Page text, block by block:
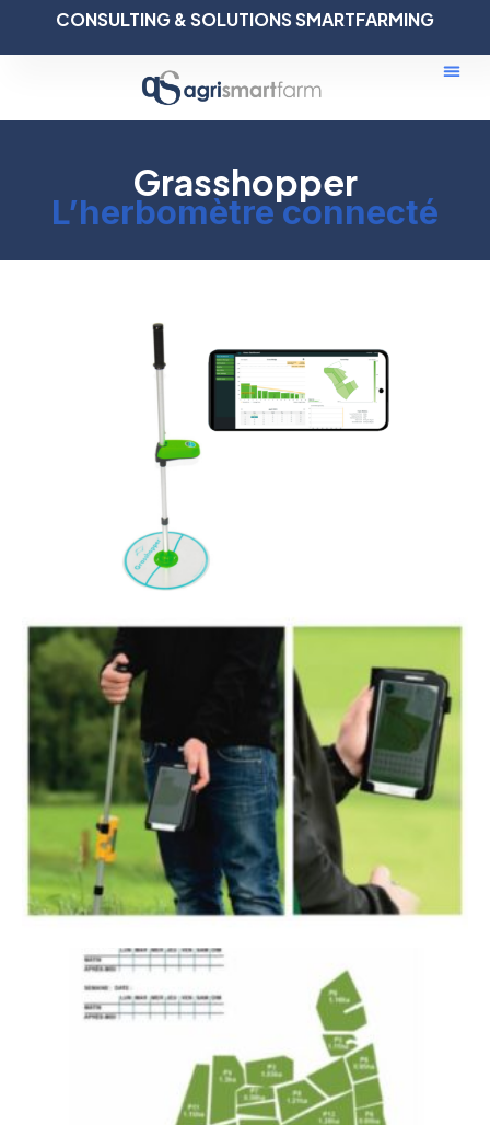
CONSULTING & SOLUTIONS SMARTFARMING
Grasshopper
L’herbomètreconnecté